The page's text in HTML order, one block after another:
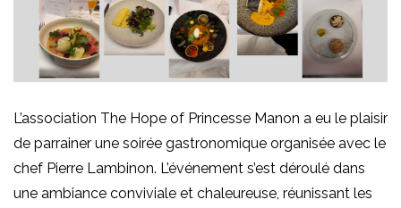
L’association The Hope of Princesse Manon a eu le plaisir
de parrainer une soirée gastronomique organisée avec le
chef Pierre Lambinon. L’événement s’est déroulé dans
une ambiance conviviale et chaleureuse, réunissant les